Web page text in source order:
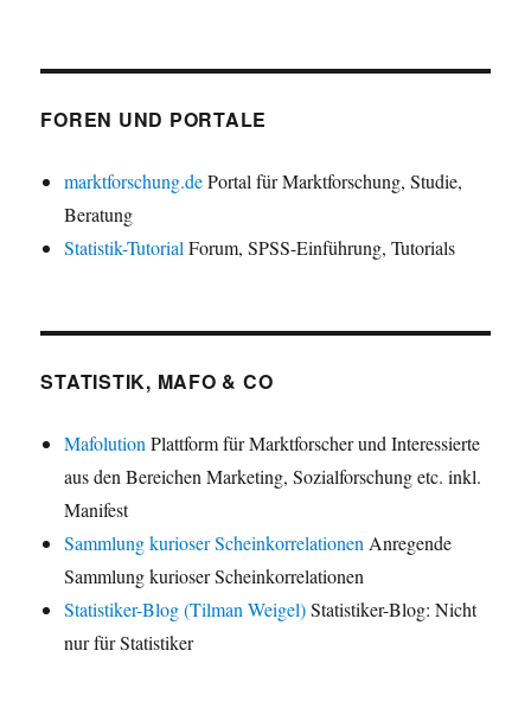
FOREN UND PORTALE
marktforschung.dePortal für Marktforschung, Studie,
Beratung
Statistik-TutorialForum, SPSS-Einführung, Tutorials
STATISTIK, MAFO & CO
MafolutionPlattform für Marktforscher und Interessierte
aus den Bereichen Marketing, Sozialforschung etc. inkl.
Manifest
Sammlung kurioser ScheinkorrelationenAnregende
Sammlung kurioser Scheinkorrelationen
Statistiker-Blog (Tilman Weigel)Statistiker-Blog: Nicht
nur für Statistiker